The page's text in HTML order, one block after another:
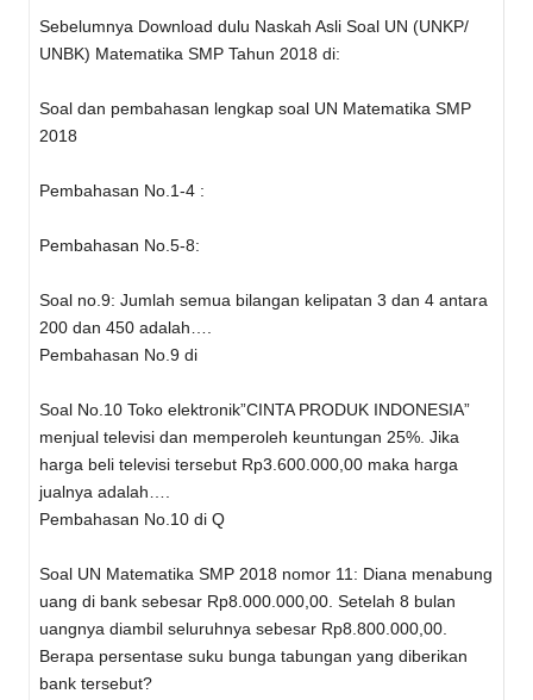
Sebelumnya Download dulu Naskah Asli Soal UN (UNKP/
UNBK) Matematika SMP Tahun 2018 di:
Soal dan pembahasan lengkap soal UN Matematika SMP
2018
Pembahasan No.1-4 :
Pembahasan No.5-8:
Soal no.9: Jumlah semua bilangan kelipatan 3 dan 4 antara
200 dan 450 adalah….
Pembahasan No.9 di
Soal No.10 Toko elektronik”CINTA PRODUK INDONESIA”
menjual televisi dan memperoleh keuntungan 25%. Jika
harga beli televisi tersebut Rp3.600.000,00 maka harga
jualnya adalah….
Pembahasan No.10 di Q
Soal UN Matematika SMP 2018 nomor 11: Diana menabung
uang di bank sebesar Rp8.000.000,00. Setelah 8 bulan
uangnya diambil seluruhnya sebesar Rp8.800.000,00.
Berapa persentase suku bunga tabungan yang diberikan
bank tersebut?